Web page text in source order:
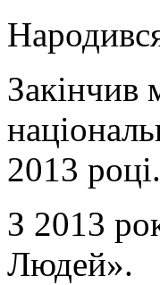
Закінчив
2013 році.
З 2013
Людей».